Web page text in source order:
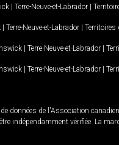
| Terre-Neuve-et-Labrador |
| Terre-Neuve-et-Labrador | Territoires
| Terre-Neuve-et-Labrador |
| Terre-Neuve-et-Labrador |
données de l'Association
indépendamment vérifiée. La